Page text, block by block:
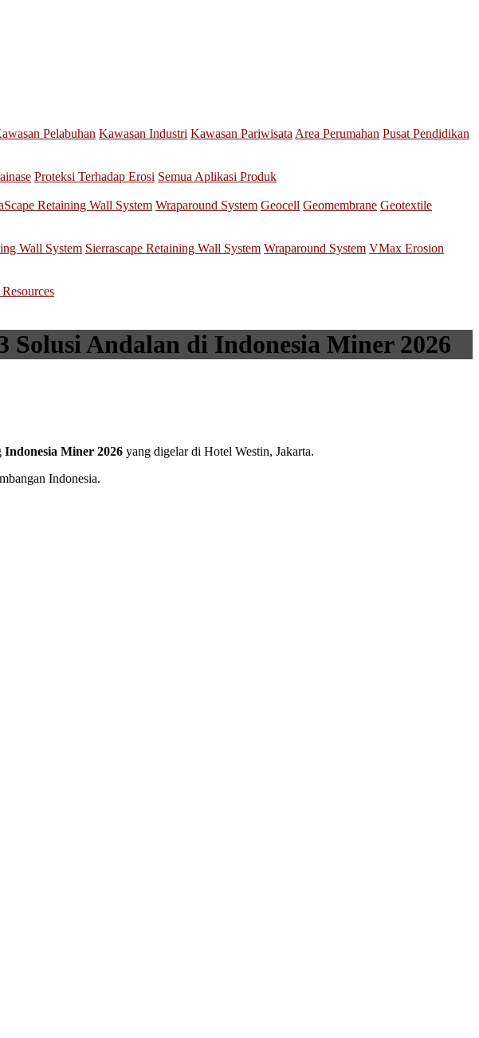
Pelabuhan Kawasan Industri Kawasan Pariwisata Area Perumahan Pusat Pendidikan
Proteksi Terhadap Erosi Semua Aplikasi Produk
Retaining Wall System Wraparound System Geocell Geomembrane Geotextile
Wall System Sierrascape Retaining Wall System Wraparound System VMax Erosion
Andalan di Indonesia Miner 2026
Indonesia Miner 2026 yang digelar di Hotel Westin, Jakarta.
Indonesia.